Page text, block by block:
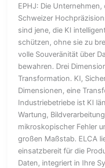
EPHJ: Die
Schweizer
sind jene, die KI
schützen, ohne sie zu
volle Souveränität über
bewahren. Drei
Transformation. KI,
Dimensionen, eine
Industriebetriebe ist KI
Wartung,
mikroskopischer Fehler
großen Maßstab. ELCA
einsatzbereit für die
Daten, integriert in Ihre